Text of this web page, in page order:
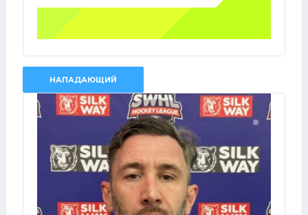
НАПАДАЮЩИЙ